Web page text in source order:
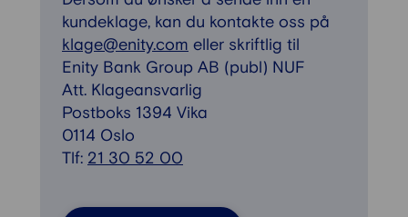
kundeklage, kan du kontakte oss på
klage@enity.com eller skriftlig til
Enity Bank Group AB (publ) NUF
Att. Klageansvarlig
Postboks 1394 Vika
0114 Oslo
Tlf: 21 30 52 00